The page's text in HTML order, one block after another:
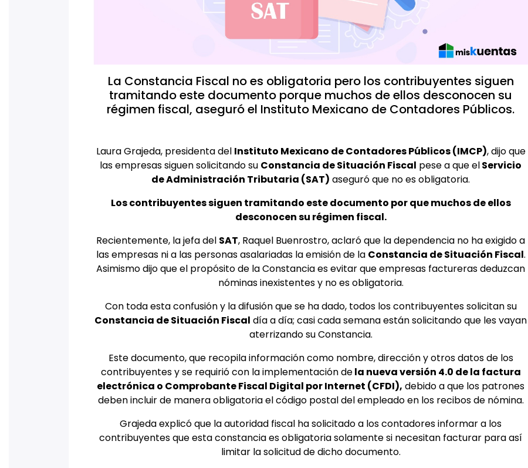
La Constancia Fiscal no es obligatoria pero los contribuyentes siguen
tramitando este documento porque muchos de ellos desconocen su
régimen fiscal, aseguró el Instituto Mexicano de Contadores Públicos.
Laura Grajeda, presidenta del Instituto Mexicano de Contadores Públicos (IMCP), dijo que
las empresas siguen solicitando su Constancia de Situación Fiscal pese a que elServicio
de Administración Tributaria (SAT) aseguró que no es obligatoria.
Los contribuyentes siguen tramitando este documento por que muchos de ellos
desconocen su régimen fiscal.
Recientemente, la jefa del SAT, Raquel Buenrostro, aclaró que la dependencia no ha exigido a
las empresas ni a las personas asalariadas la emisión de la Constancia de Situación Fiscal.
Asimismo dijo que el propósito de la Constancia es evitar que empresas factureras deduzcan
nóminas inexistentes y no es obligatoria.
Con toda esta confusión y la difusión que se ha dado, todos los contribuyentes solicitan su
Constancia de Situación Fiscal día a día; casi cada semana están solicitando que les vayan
aterrizando su Constancia.
Este documento, que recopila información como nombre, dirección y otros datos de los
contribuyentes y se requirió con la implementación dela nueva versión 4.0 de la factura
electrónica o Comprobante Fiscal Digital por Internet (CFDI), debido a que los patrones
deben incluir de manera obligatoria el código postal del empleado en los recibos de nómina.
Grajeda explicó que la autoridad fiscal ha solicitado a los contadores informar a los
contribuyentes que esta constancia es obligatoria solamente si necesitan facturar para así
limitar la solicitud de dicho documento.